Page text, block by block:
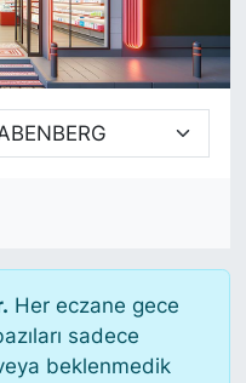
Her eczane gece
sadece
beklenmedik